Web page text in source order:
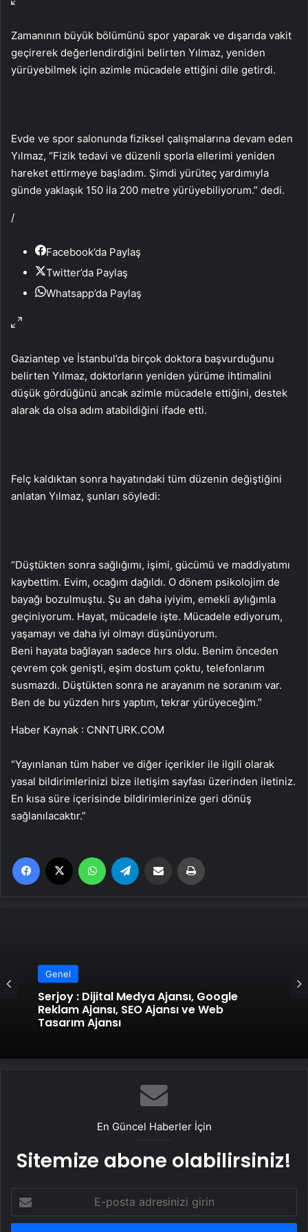
Zamanının büyük bölümünü spor yaparak ve dışarıda vakit
geçirerek değerlendirdiğini belirten Yılmaz, yeniden
yürüyebilmek için azimle mücadele ettiğini dile getirdi.
Evde ve spor salonunda fiziksel çalışmalarına devam eden
Yılmaz, “Fizik tedavi ve düzenli sporla ellerimi yeniden
hareket ettirmeye başladım. Şimdi yürüteç yardımıyla
günde yaklaşık 150 ila 200 metre yürüyebiliyorum.” dedi.
/
Facebook’da Paylaş
Twitter’da Paylaş
Whatsapp’da Paylaş
Gaziantep ve İstanbul’da birçok doktora başvurduğunu
belirten Yılmaz, doktorların yeniden yürüme ihtimalini
düşük gördüğünü ancak azimle mücadele ettiğini, destek
alarak da olsa adım atabildiğini ifade etti.
Felç kaldıktan sonra hayatındaki tüm düzenin değiştiğini
anlatan Yılmaz, şunları söyledi:
“Düştükten sonra sağlığımı, işimi, gücümü ve maddiyatımı
kaybettim. Evim, ocağım dağıldı. O dönem psikolojim de
bayağı bozulmuştu. Şu an daha iyiyim, emekli aylığımla
geçiniyorum. Hayat, mücadele işte. Mücadele ediyorum,
yaşamayı ve daha iyi olmayı düşünüyorum.
Beni hayata bağlayan sadece hırs oldu. Benim önceden
çevrem çok genişti, eşim dostum çoktu, telefonlarım
susmazdı. Düştükten sonra ne arayanım ne soranım var.
Ben de bu yüzden hırs yaptım, tekrar yürüyeceğim.”
Haber Kaynak : CNNTURK.COM
“Yayınlanan tüm haber ve diğer içerikler ile ilgili olarak
yasal bildirimlerinizi bize iletişim sayfası üzerinden iletiniz.
En kısa süre içerisinde bildirimlerinize geri dönüş
sağlanılacaktır.”
Facebook WhatsApp Email'den paylaş
Genel
Reklam Ajansı, SEO Ajansı ve Web
Genel
UETDS Nedir ? Uetds.com İle Akıllı Dijital
Taşımacılık Yazılımı
En Güncel Haberler İçin
Sitemize abone olabilirsiniz!
posta
adresinizi